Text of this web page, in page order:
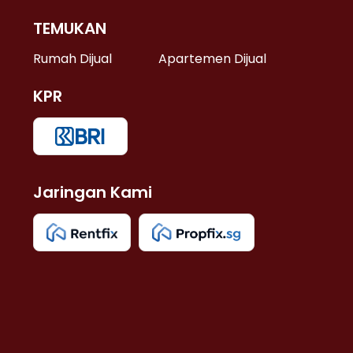
TEMUKAN
Rumah Dijual Apartemen Dijual
KPR
Jaringan Kami